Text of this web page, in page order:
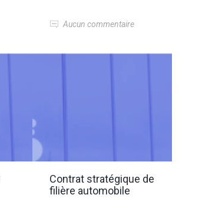
Aucun commentaire
Contrat stratégique de
filière automobile